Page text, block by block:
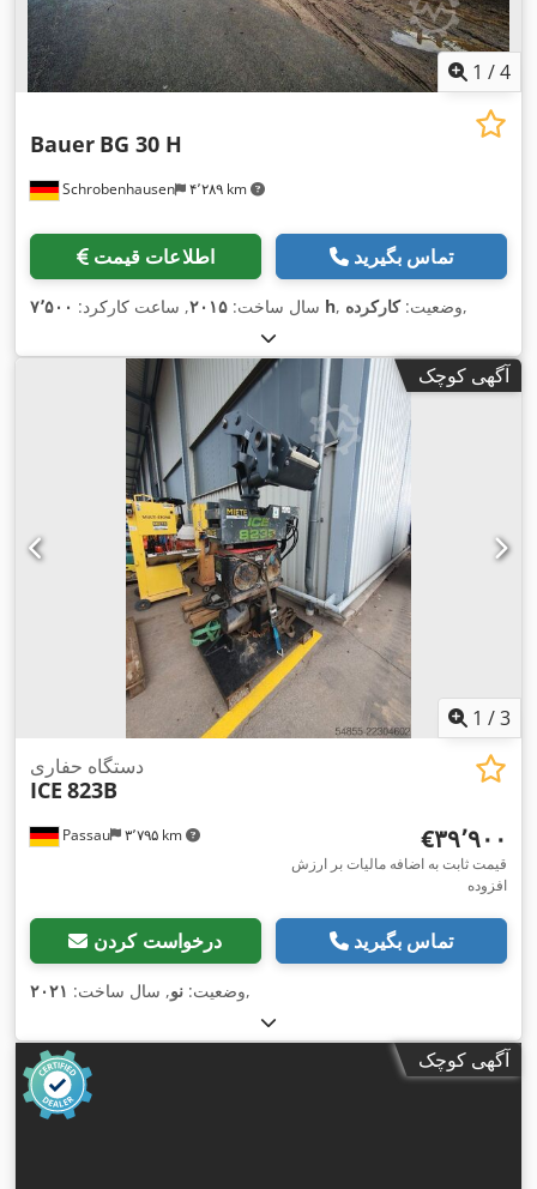
1 /4
Schrobenhausen ۴٬۲۸۹ km
Bauer BG 30 H
اطلاعات قیمت تماس بگیرید
سال ساخت: ۲۰۱۵, ساعت کارکرد: ۷٬۵۰۰ h , وضعیت:کارکرده ,
آگهی کوچک
1 /3
Passau ۳٬۷۹۵ km
دستگاه حفاری
ICE 823B
‎€۳۹٬۹۰۰
قیمت ثابت به اضافه مالیات بر ارزش
افزوده
درخواست کردن تماس بگیرید
وضعیت: نو, سال ساخت: ۲۰۲۱ ,
آگهی کوچک